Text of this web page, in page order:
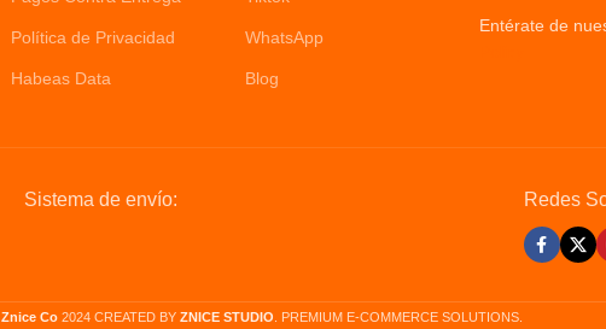
Política de Privacidad
Habeas Data
WhatsApp
Blog
Entérate de
Sistema de envío: Redes
Znice Co 2024 CREATED BY ZNICE STUDIO . PREMIUM E-COMMERCE SOLUTIONS.